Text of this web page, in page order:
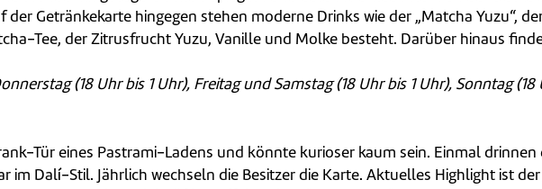
Getränkekarte hingegen stehen moderne Drinks wie der „Matcha Yuzu“,
Tee, der Zitrusfrucht Yuzu, Vanille und Molke besteht. Darüber hinaus
(18 Uhr bis 1 Uhr), Freitag und Samstag (18 Uhr bis 1 Uhr), Sonntag (18
Tür eines Pastrami-Ladens und könnte kurioser kaum sein. Einmal drinnen
im Dalí-Stil. Jährlich wechseln die Besitzer die Karte. Aktuelles Highlight ist